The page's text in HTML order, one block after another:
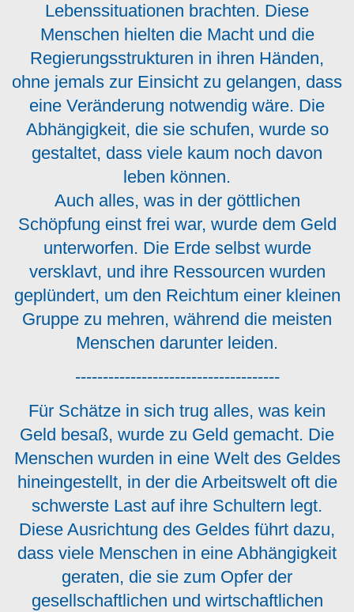
Lebenssituationen brachten. Diese
Menschen hielten die Macht und die
Regierungsstrukturen in ihren Händen,
ohne jemals zur Einsicht zu gelangen, dass
eine Veränderung notwendig wäre. Die
Abhängigkeit, die sie schufen, wurde so
gestaltet, dass viele kaum noch davon
leben können.
Auch alles, was in der göttlichen
Schöpfung einst frei war, wurde dem Geld
unterworfen. Die Erde selbst wurde
versklavt, und ihre Ressourcen wurden
geplündert, um den Reichtum einer kleinen
Gruppe zu mehren, während die meisten
Menschen darunter leiden.
-------------------------------------
Für Schätze in sich trug alles, was kein
Geld besaß, wurde zu Geld gemacht. Die
Menschen wurden in eine Welt des Geldes
hineingestellt, in der die Arbeitswelt oft die
schwerste Last auf ihre Schultern legt.
Diese Ausrichtung des Geldes führt dazu,
dass viele Menschen in eine Abhängigkeit
geraten, die sie zum Opfer der
gesellschaftlichen und wirtschaftlichen